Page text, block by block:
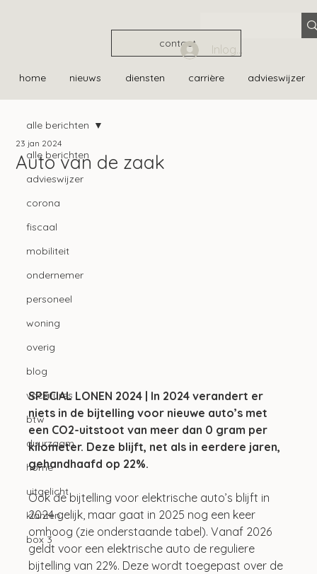
contact
home nieuws diensten carrière advieswijzer
Inloggen
alle berichten
advieswijzer
corona
fiscaal
mobiliteit
ondernemer
personeel
woning
overig
blog
vacatures
btw
duurzaam
home
uitgelicht
klanten
box 3
alle berichten
Auto van de zaak
23 jan 2024
SPECIAL LONEN 2024 | In 2024 verandert er
niets in de bijtelling voor nieuwe auto’s met
een CO2-uitstoot van meer dan 0 gram per
kilometer. Deze blijft, net als in eerdere jaren,
gehandhaafd op 22%.
Ook de bijtelling voor elektrische auto’s blijft in
2024 gelijk, maar gaat in 2025 nog een keer
omhoog (zie onderstaande tabel). Vanaf 2026
geldt voor een elektrische auto de reguliere
bijtelling van 22%. Deze wordt toegepast over de